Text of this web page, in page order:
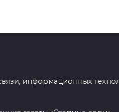
информационных